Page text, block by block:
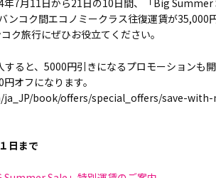
7月11日から21日の10日間、「Big Summer
ンコク間エコノミークラス往復運賃が35,000
ク旅行にぜひお役立てください。
ると、5000円引きになるプロモーションも開
オフになります。
book/offers/special_offers/save-
日まで